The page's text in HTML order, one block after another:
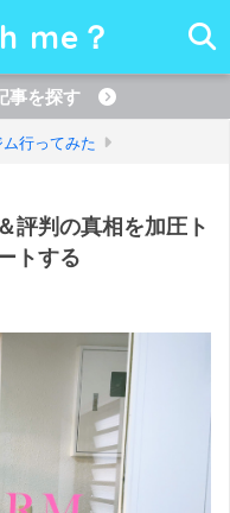
me？
事を探す
行ってみた
評判の真相を加圧ト
トする